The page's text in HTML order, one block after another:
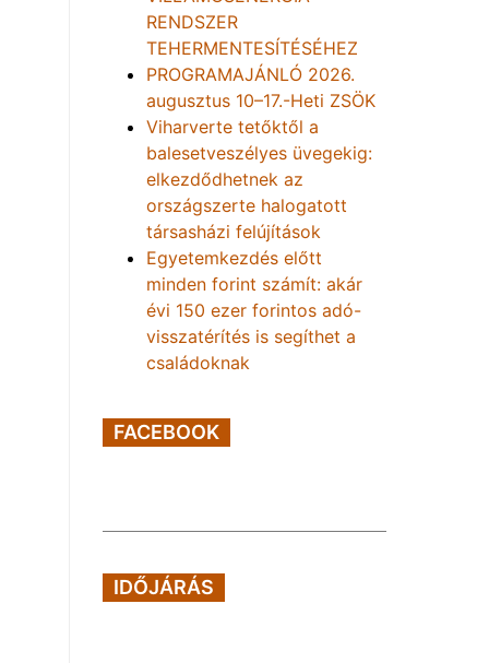
RENDSZER
TEHERMENTESÍTÉSÉHEZ
PROGRAMAJÁNLÓ 2026.
augusztus 10–17.-Heti ZSÖK
Viharverte tetőktől a
balesetveszélyes üvegekig:
elkezdődhetnek az
országszerte halogatott
társasházi felújítások
Egyetemkezdés előtt
minden forint számít: akár
évi 150 ezer forintos adó-
visszatérítés is segíthet a
családoknak
FACEBOOK
IDŐJÁRÁS